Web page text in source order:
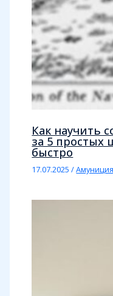
Как научить
за 5 простых
быстро
17.07.2025/